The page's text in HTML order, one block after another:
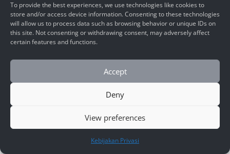
To provide the best experiences, we use technologies like cookies to
store and/or access device information. Consenting to these technologies
will allow us to process data such as browsing behavior or unique IDs on
this site. Not consenting or withdrawing consent, may adversely affect
certain features and functions.
Accept
Deny
View preferences
Kebijakan Privasi
5.000 Face ID.
Ultra ($149/bulan):50.000
panggilan/bulan, 50.000 Face ID.
panggilan/bulan, 500.000 Face ID.
Semua fitur tersedia di setiap paket,
memastikan Anda mendapatkan akses
penuh ke kemampuan API. Pembayaran
berlangganan dapat dilakukan via PayPal,
HUBUNGI KAMI